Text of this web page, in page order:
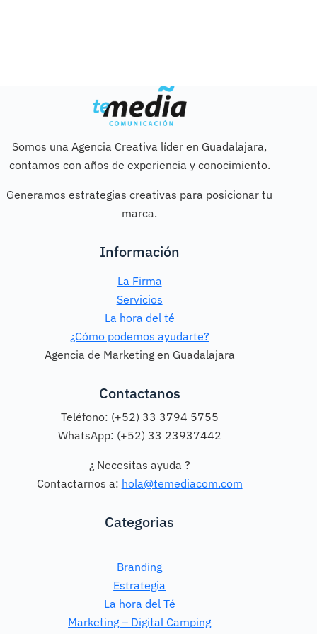
Somos una Agencia Creativa líder en Guadalajara,
contamos con años de experiencia y conocimiento.
Generamos estrategias creativas para posicionar tu
marca.
Información
La Firma
Servicios
La hora del té
¿Cómo podemos ayudarte?
Agencia de Marketing en Guadalajara
Contactanos
Teléfono: (+52) 33 3794 5755
WhatsApp: (+52) 33 23937442
¿ Necesitas ayuda ?
Contactarnos a: hola@temediacom.com
Categorias
Branding
Estrategia
La hora del Té
Marketing – Digital Camping